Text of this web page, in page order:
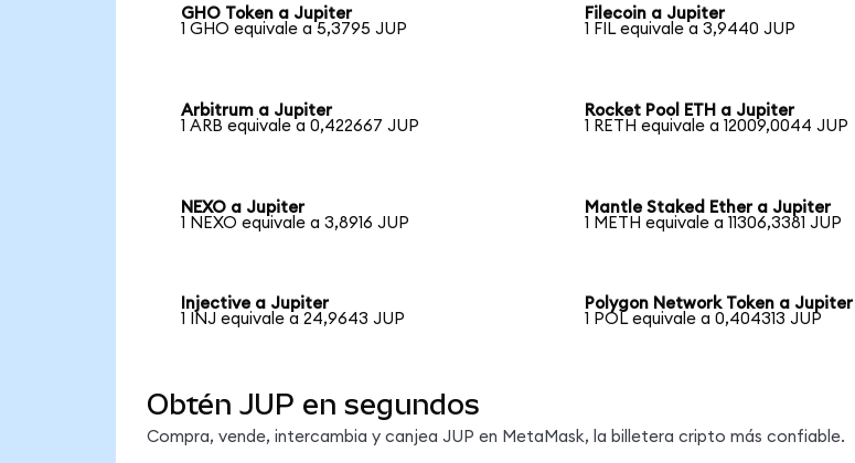
GHO Token a Jupiter
1 GHO equivale a 5,3795 JUP
Filecoin a Jupiter
1 FIL equivale a 3,9440 JUP
Arbitrum a Jupiter
1 ARB equivale a 0,422667 JUP
Rocket Pool ETH a Jupiter
1 RETH equivale a 12009,0044 JUP
NEXO a Jupiter
1 NEXO equivale a 3,8916 JUP
Mantle Staked Ether a Jupiter
1 METH equivale a 11306,3381 JUP
Injective a Jupiter
1 INJ equivale a 24,9643 JUP
Polygon Network Token a Jupiter
1 POL equivale a 0,404313 JUP
Obtén JUP en segundos
Compra, vende, intercambia y canjea JUP en MetaMask, la billetera cripto más confiable.